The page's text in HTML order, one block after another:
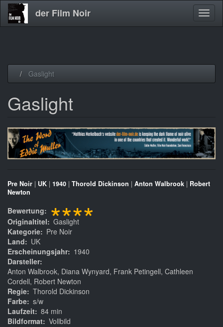
der Film Noir
Gaslight
Gaslight
Pre Noir | UK | 1940 | Thorold Dickinson | Anton Walbrook | Robert
Newton
Bewertung ****
Originaltitel
Gaslight
Kategorie
Pre Noir
Land
UK
Erscheinungsjahr
1940
Darsteller
Anton Walbrook, Diana Wynyard, Frank Petingell, Cathleen
Cordell, Robert Newton
Regie Thorold Dickinson
Farbe s/w
Laufzeit 84 min
Bildformat Vollbild